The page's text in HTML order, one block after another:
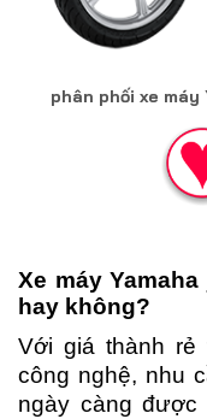
phân phối xe
Xe máy
hay không?
Với giá thành
công nghệ, nhu
ngày càng